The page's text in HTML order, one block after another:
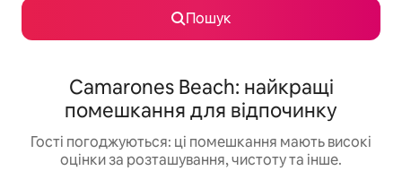
Пошук
Camarones Beach: найкращі
помешкання для відпочинку
Гості погоджуються: ці помешкання мають високі
оцінки за розташування, чистоту та інше.